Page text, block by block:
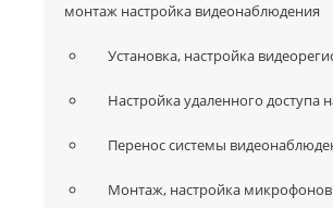
монтаж настройка видеонаблюдения
Установка, настройка
Настройка удаленного доступа
Перенос системы
Монтаж, настройка микрофонов